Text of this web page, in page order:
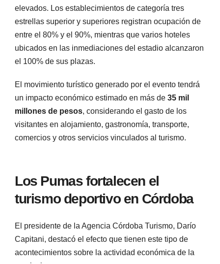
elevados. Los establecimientos de categoría tres
estrellas superior y superiores registran ocupación de
entre el 80% y el 90%, mientras que varios hoteles
ubicados en las inmediaciones del estadio alcanzaron
el 100% de sus plazas.
El movimiento turístico generado por el evento tendrá
un impacto económico estimado en más de 35 mil
millones de pesos, considerando el gasto de los
visitantes en alojamiento, gastronomía, transporte,
comercios y otros servicios vinculados al turismo.
Los Pumas fortalecen el
turismo deportivo en Córdoba
El presidente de la Agencia Córdoba Turismo, Darío
Capitani, destacó el efecto que tienen este tipo de
acontecimientos sobre la actividad económica de la